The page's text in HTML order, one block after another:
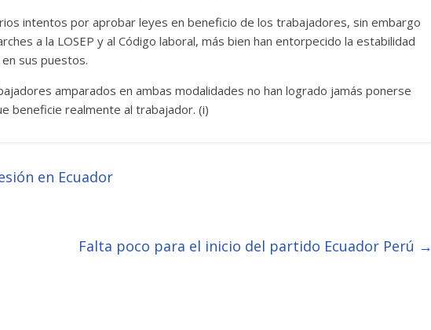
intentos por aprobar leyes en beneficio de los trabajadores, sin embargo
a la LOSEP y al Código laboral, más bien han entorpecido la estabilidad
sus puestos.
amparados en ambas modalidades no han logrado jamás ponerse
beneficie realmente al trabajador. (i)
en Ecuador
Falta poco para el inicio del partido Ecuador Perú →